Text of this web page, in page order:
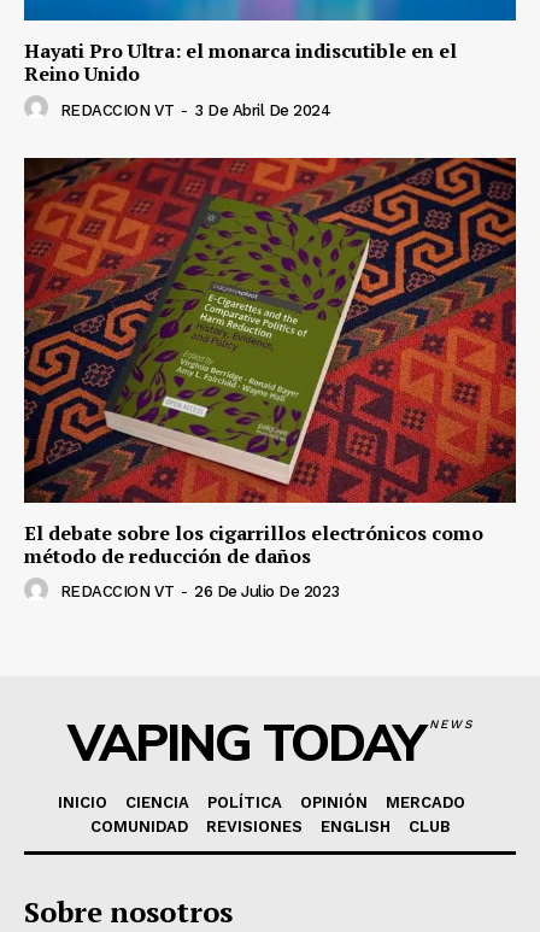
Hayati Pro Ultra: el monarca indiscutible en el
Reino Unido
REDACCION VT - 3 De Abril De 2024
El debate sobre los cigarrillos electrónicos como
método de reducción de daños
REDACCION VT - 26 De Julio De 2023
VAPING TODAYNEWS
INICIO CIENCIA POLÍTICA OPINIÓN
MERCADO
COMUNIDAD
REVISIONES ENGLISH CLUB
Sobre nosotros